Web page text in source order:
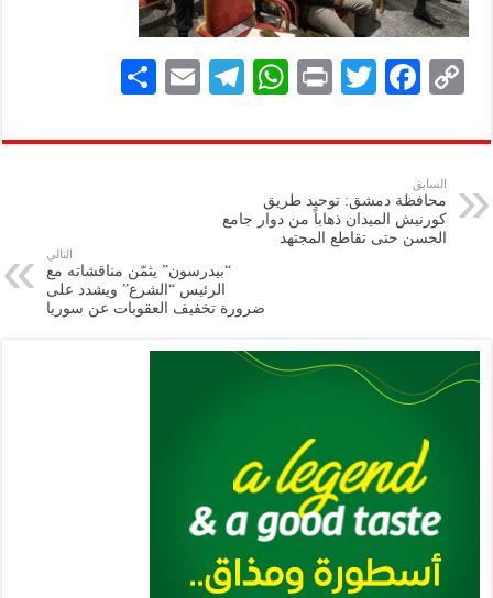
C
p
y
Li
n
F
eb
k
T
tt
P
nt
W
at
A
Te
gr
E
ai
ar
السابق
محافظة دمشق: توحيد طريق
كورنيش الميدان ذهاباً من دوار جامع
الحسن ‏حتى تقاطع المجتهد
التالي
“بيدرسون” يثمّن مناقشاته مع
الرئيس “الشرع” ويشدد على
ضرورة تخفيف العقوبات عن سوريا